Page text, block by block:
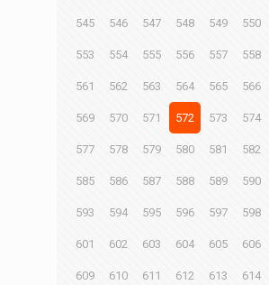
545 546 547 548 549 550
553 554 555 556 557 558
561 562 563 564 565 566
569 570 571 572 573 574
577 578 579 580 581 582
585 586 587 588 589 590
593 594 595 596 597 598
601 602 603 604 605 606
609 610 611 612 613 614